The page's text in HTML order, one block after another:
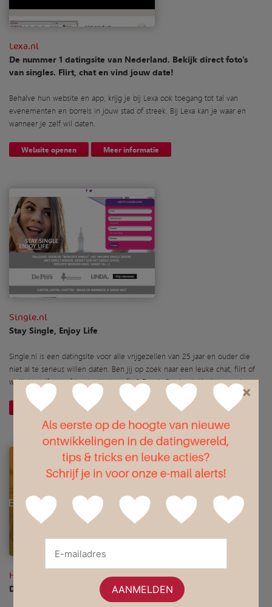
Lexa.nl
De nummer 1 datingsite van Nederland. Bekijk direct foto's
van singles. Flirt, chat en vind jouw date!
Behalve hun website en app, krijg je bij Lexa ook toegang tot tal van
evenementen en borrels in jouw stad of streek. Bij Lexa kan je waar en
wanneer je zelf wil daten.
Website openen Meer informatie
Single.nl
Stay Single, Enjoy Life
Single.nl is een datingsite voor alle vrijgezellen van 25 jaar en ouder die
niet al te serieus willen daten. Ben jij op zoek naar een leuke chat, flirt of
wellicht zelfs een friend-with-benefits? Dan is Single.nl dé plek voor jou.
Website openen Meer informatie
Happy Pancake
Daten zonder toeters en bellen
×